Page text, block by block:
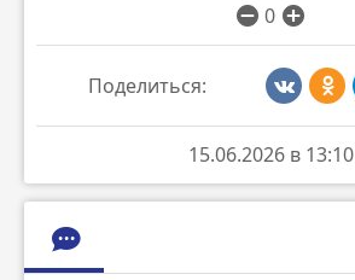
0
Поделиться:
15.06.2026 в 13:10